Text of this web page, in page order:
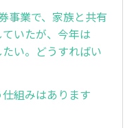
事業で、家族と共有
いたが、今年は
い。どうすればい
組みはあります